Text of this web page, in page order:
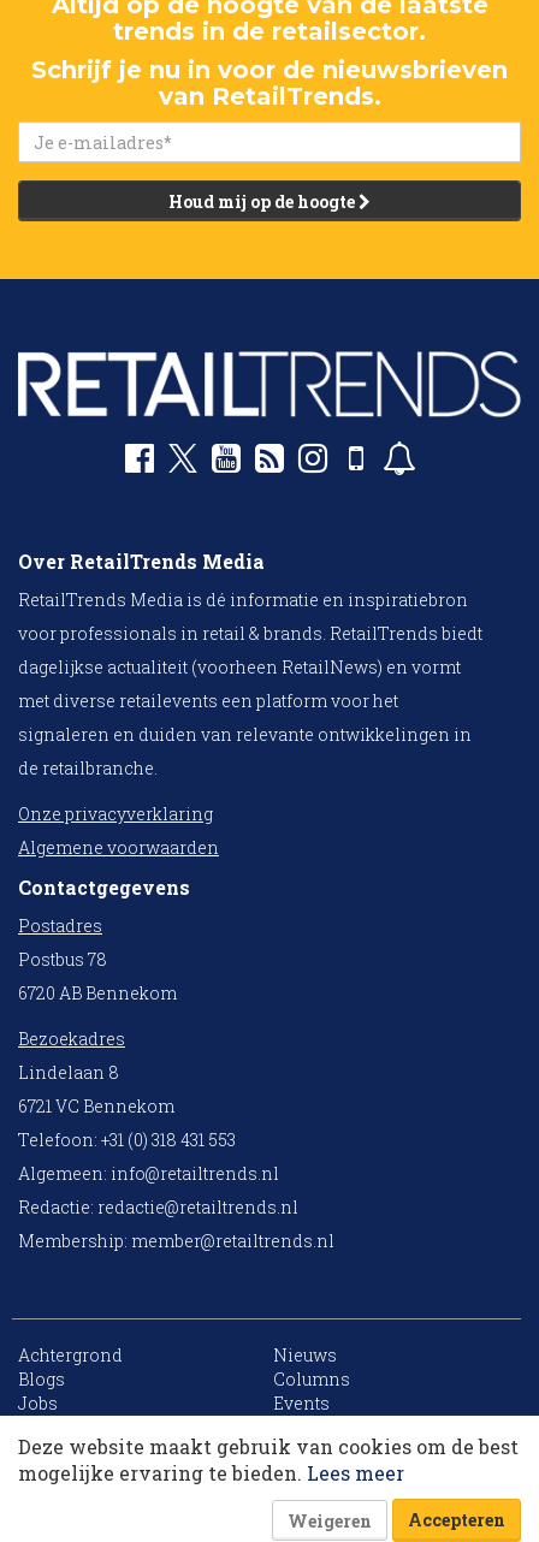
trends in de retailsector.
Schrijf je nu in voor de nieuwsbrieven
van RetailTrends.
Houd mij op de hoogte
Over RetailTrends Media
RetailTrends Media is dé informatie en inspiratiebron
voor professionals in retail & brands. RetailTrends biedt
dagelijkse actualiteit (voorheen RetailNews) en vormt
met diverse retailevents een platform voor het
signaleren en duiden van relevante ontwikkelingen in
de retailbranche.
Onze privacyverklaring
Algemene voorwaarden
Contactgegevens
Postadres
Postbus 78
6720 AB Bennekom
Bezoekadres
Lindelaan 8
6721 VC Bennekom
Telefoon: +31 (0) 318 431 553
Algemeen: info@retailtrends.nl
Redactie: redactie@retailtrends.nl
Membership: member@retailtrends.nl
Achtergrond
Nieuws
Blogs
Columns
Jobs
Events
Archief
Sitemap
Website is powered by
Deze website maakt gebruik van cookies om de best
mogelijke ervaring te bieden. Lees meer
Weigeren Accepteren
10 collega’s
Korting op events